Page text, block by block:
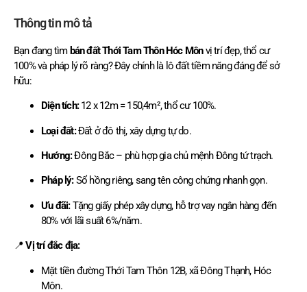
Thông tin mô tả
Bạn đang tìm bán đất Thới Tam Thôn Hóc Mônvị trí đẹp, thổ cư
100% và pháp lý rõ ràng? Đây chính là lô đất tiềm năng đáng để sở
hữu:
Diện tích:12 x 12m = 150,4m², thổ cư 100%.
Loại đất:Đất ở đô thị, xây dựng tự do.
Hướng:Đông Bắc – phù hợp gia chủ mệnh Đông tứ trạch.
Pháp lý:Sổ hồng riêng, sang tên công chứng nhanh gọn.
Ưu đãi:Tặng giấy phép xây dựng, hỗ trợ vay ngân hàng đến
80% với lãi suất 6%/năm.
📍Vị trí đắc địa:
Mặt tiền đường Thới Tam Thôn 12B, xã Đông Thạnh, Hóc
Môn.